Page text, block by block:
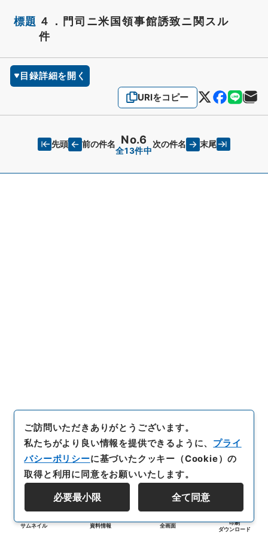
標題 ４．門司ニ米国領事館誘致ニ関スル
件
目録詳細を開く
URIをコピー
先頭 前の件名 No.6
全13件中
次の件名 末尾
サムネイル 資料情報 全画面
印刷
ダウンロード
ご訪問いただきありがとうございます。
私たちがより良い情報を提供できるように、 プライ
バシーポリシーに基づいたクッキー（Cookie）の
取得と利用に同意をお願いいたします。
必要最小限 全て同意